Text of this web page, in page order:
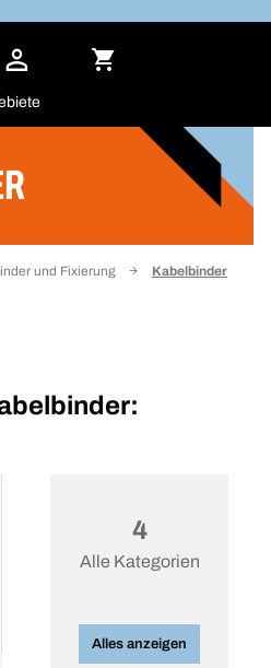
und Fixierung Kabelbinder
4
Alle Kategorien
Alles anzeigen